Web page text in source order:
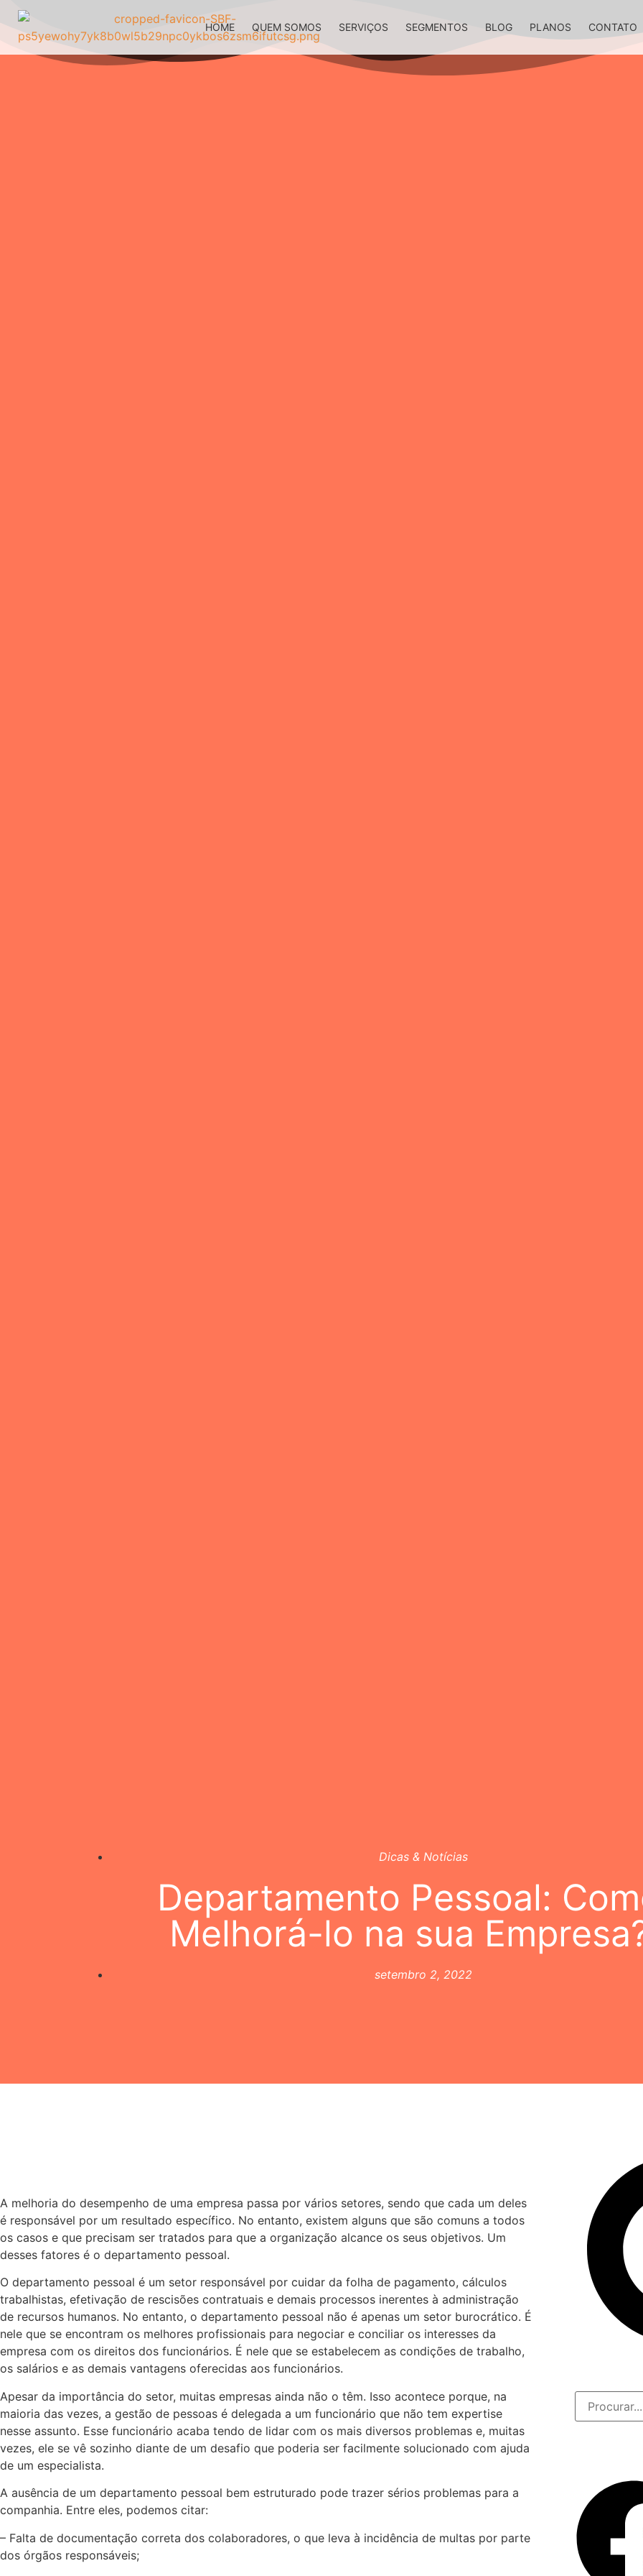
HOME QUEM SOMOS SERVIÇOS SEGMENTOS BLOG PLANOS CONTATO
Dicas & Notícias
Departamento Pessoal:
Melhorá-lo na sua
setembro 2, 2022
A melhoria do desempenho de uma empresa passa por vários setores, sendo que cada um deles
é responsável por um resultado específico. No entanto, existem alguns que são comuns a todos
os casos e que precisam ser tratados para que a organização alcance os seus objetivos. Um
desses fatores é o departamento pessoal.
O departamento pessoal é um setor responsável por cuidar da folha de pagamento, cálculos
trabalhistas, efetivação de rescisões contratuais e demais processos inerentes à administração
de recursos humanos. No entanto, o departamento pessoal não é apenas um setor burocrático. É
nele que se encontram os melhores profissionais para negociar e conciliar os interesses da
empresa com os direitos dos funcionários. É nele que se estabelecem as condições de trabalho,
os salários e as demais vantagens oferecidas aos funcionários.
Apesar da importância do setor, muitas empresas ainda não o têm. Isso acontece porque, na
maioria das vezes, a gestão de pessoas é delegada a um funcionário que não tem expertise
nesse assunto. Esse funcionário acaba tendo de lidar com os mais diversos problemas e, muitas
vezes, ele se vê sozinho diante de um desafio que poderia ser facilmente solucionado com ajuda
de um especialista.
A ausência de um departamento pessoal bem estruturado pode trazer sérios problemas para a
companhia. Entre eles, podemos citar:
– Falta de documentação correta dos colaboradores, o que leva à incidência de multas por parte
dos órgãos responsáveis;